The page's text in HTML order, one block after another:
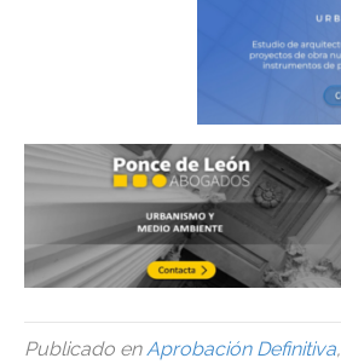
Publicado enAprobación Definitiva,